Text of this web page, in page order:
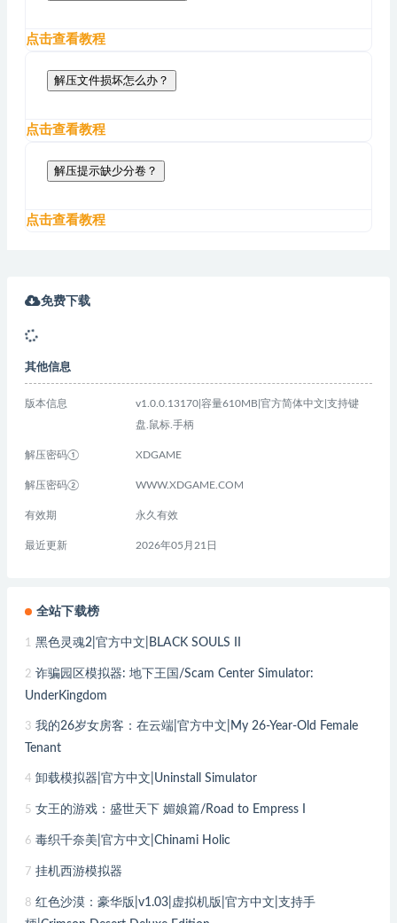
点击查看教程
解压文件损坏怎么办？
点击查看教程
解压提示缺少分卷？
点击查看教程
免费下载
其他信息
版本信息
v1.0.0.13170|容量610MB|官方简体中文|支持键
盘.鼠标.手柄
解压密码① XDGAME
解压密码② WWW.XDGAME.COM
有效期 永久有效
最近更新 2026年05月21日
全站下载榜
1 黑色灵魂2|官方中文|BLACK SOULS II
2 诈骗园区模拟器: 地下王国/Scam Center Simulator:
UnderKingdom
3 我的26岁女房客：在云端|官方中文|My 26-Year-Old Female
Tenant
4 卸载模拟器|官方中文|Uninstall Simulator
5 女王的游戏：盛世天下 媚娘篇/Road to Empress I
6 毒织千奈美|官方中文|Chinami Holic
7 挂机西游模拟器
8 红色沙漠：豪华版|v1.03|虚拟机版|官方中文|支持手